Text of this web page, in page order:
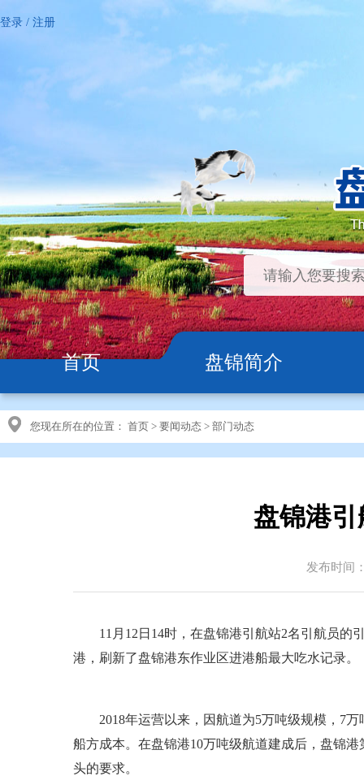
登录 / 注册
首页 盘锦简介
您现在所在的位置： 首页 > 要闻动态 > 部门动态
盘锦港
发布时间
11月12日14时，在盘锦港引航站2名引航员的引
港，刷新了盘锦港东作业区进港船最大吃水记录。
2018年运营以来，因航道为5万吨级规模，7万
船方成本。在盘锦港10万吨级航道建成后，盘锦
头的要求。